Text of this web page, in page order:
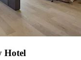
Hotel